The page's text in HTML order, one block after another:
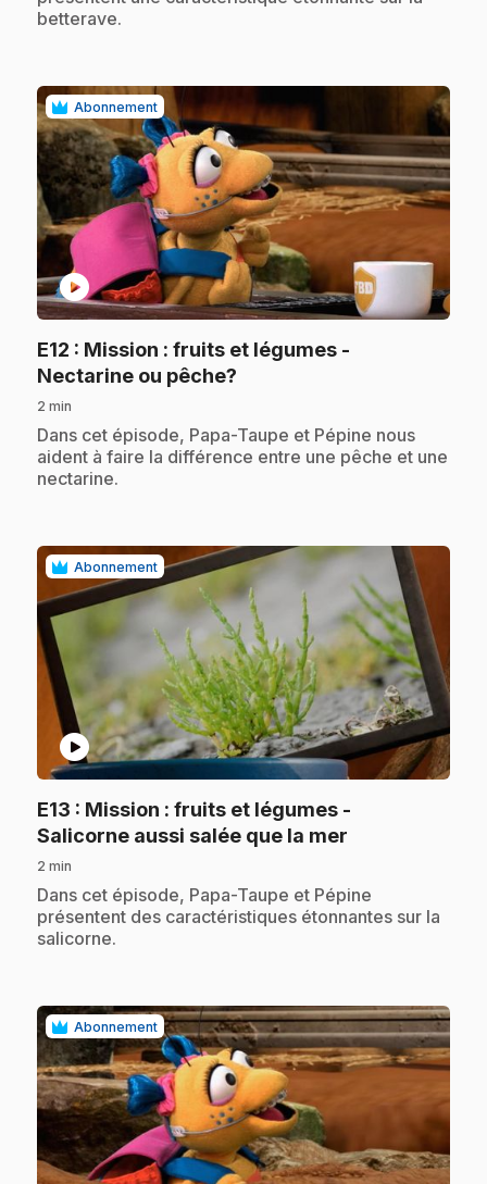
betterave.
Abonnement
play_circle
E12 : Mission : fruits et légumes -
Nectarine ou pêche?
2 min
.Dans cet épisode, Papa-Taupe et Pépine nous
aident à faire la différence entre une pêche et une
nectarine.
Abonnement
play_circle
E13 : Mission : fruits et légumes -
Salicorne aussi salée que la mer
2 min
.Dans cet épisode, Papa-Taupe et Pépine
présentent des caractéristiques étonnantes sur la
salicorne.
Abonnement